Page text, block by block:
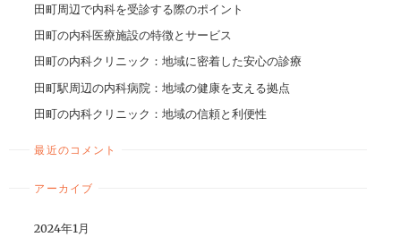
田町周辺で内科を受診する際のポイント
田町の内科医療施設の特徴とサービス
田町の内科クリニック：地域に密着した安心の診療
田町駅周辺の内科病院：地域の健康を支える拠点
田町の内科クリニック：地域の信頼と利便性
最近のコメント
アーカイブ
2024年1月